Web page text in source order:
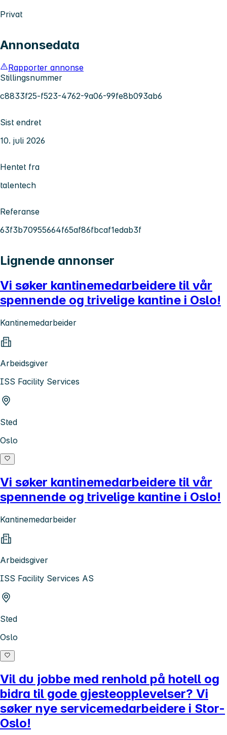
Privat
Annonsedata
Rapporter annonse
Stillingsnummer
c8833f25-f523-4762-9a06-99fe8b093ab6
Sist endret
10. juli 2026
Hentet fra
talentech
Referanse
63f3b70955664f65af86fbcaf1edab3f
Lignende annonser
Vi søker kantinemedarbeidere til vår
spennende og trivelige kantine i Oslo!
Kantinemedarbeider
Arbeidsgiver
ISS Facility Services
Sted
Oslo
Vi søker kantinemedarbeidere til vår
spennende og trivelige kantine i Oslo!
Kantinemedarbeider
Arbeidsgiver
ISS Facility Services AS
Sted
Oslo
Vil du jobbe med renhold på hotell og
bidra til gode gjesteopplevelser? Vi
søker nye servicemedarbeidere i Stor-
Oslo!